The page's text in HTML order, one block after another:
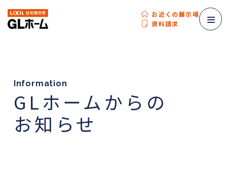
お近くの展示場
資料請求
Information
GLホームからの
お知らせ